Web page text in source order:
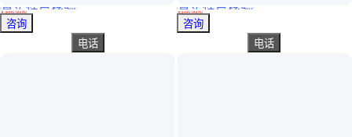
三级HRB400 热轧带肋钢筋 金银晟现货 螺纹钢 建筑材料用
真实性已核验
￥ 3000.00/吨
山西太原
咨询
电话
热扎带肋钢筋偏差小适用广货源充足厂家供应发货速度快 灵犀智能
真实性已核验
￥3700 .00/吨
山东济宁
咨询
电话